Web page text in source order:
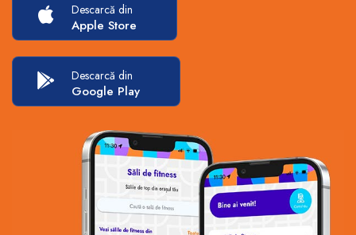
Descarcă din
Apple Store
Descarcă din
Google Play